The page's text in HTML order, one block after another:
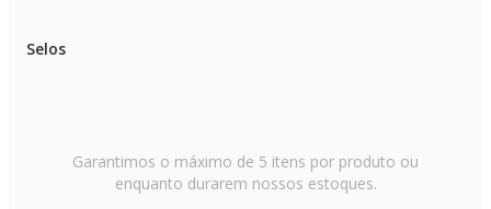
Selos
Garantimos o máximo de 5 itens por produto ou
enquanto durarem nossos estoques.